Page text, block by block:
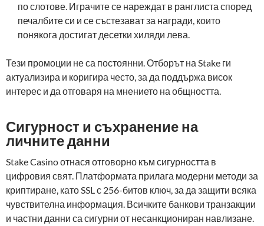
по слотове. Играчите се нареждат в ранглиста според
печалбите си и се състезават за награди, които
понякога достигат десетки хиляди лева.
Тези промоции не са постоянни. Отборът на Stake ги
актуализира и коригира често, за да поддържа висок
интерес и да отговаря на мнението на общността.
Сигурност и съхранение на
личните данни
Stake Casino отнася отговорно към сигурността в
цифровия свят. Платформата прилага модерни методи за
криптиране, като SSL с 256-битов ключ, за да защити всяка
чувствителна информация. Всичките банкови транзакции
и частни данни са сигурни от несанкциониран навлизане.